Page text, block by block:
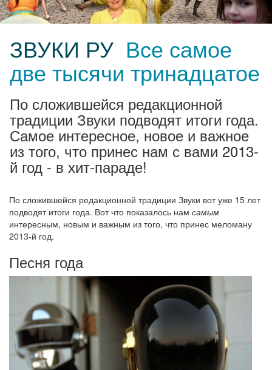
ЗВУКИ РУ Все самое
две тысячи тринадцатое
По сложившейся редакционной
традиции Звуки подводят итоги года.
Самое интересное, новое и важное
из того, что принес нам с вами 2013-
й год - в хит-параде!
По сложившейся редакционной традиции Звуки вот уже 15 лет
подводят итоги года. Вот что показалось нам самым
интересным, новым и важным из того, что принес меломану
2013-й год.
Песня года